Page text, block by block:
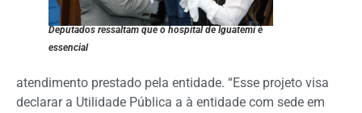
Deputados ressaltam que o hospital de Iguatemi é
essencial
atendimento prestado pela entidade. “Esse projeto visa
declarar a Utilidade Pública a à entidade com sede em